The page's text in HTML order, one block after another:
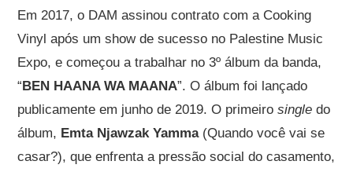
Em 2017, o DAM assinou contrato com a Cooking
Vinyl após um show de sucesso no Palestine Music
Expo, e começou a trabalhar no 3º álbum da banda,
“ BEN HAANA WA MAANA”. O álbum foi lançado
publicamente em junho de 2019. O primeirosingle do
álbum, Emta Njawzak Yamma(Quando você vai se
casar?), que enfrenta a pressão social do casamento,